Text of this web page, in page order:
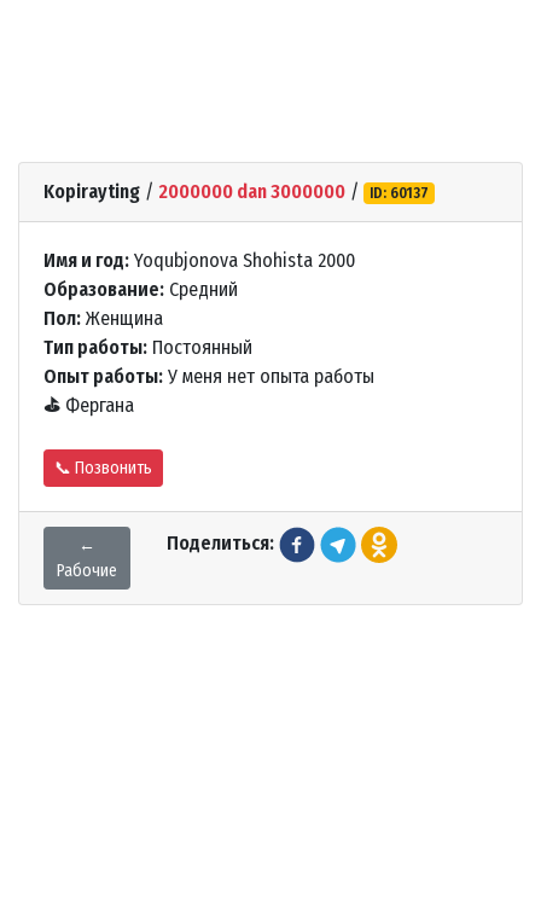
Kopirayting / 2000000 dan 3000000 / ID: 60137
Имя и год: Yoqubjonova Shohista 2000
Образование: Средний
Пол: Женщина
Тип работы: Постоянный
Опыт работы: У меня нет опыта работы
⛳ Фергана
📞 Позвонить
←
Рабочие
Поделиться: